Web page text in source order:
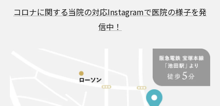
コロナに関する当院の対応Instagramで医院の様子を発
信中！